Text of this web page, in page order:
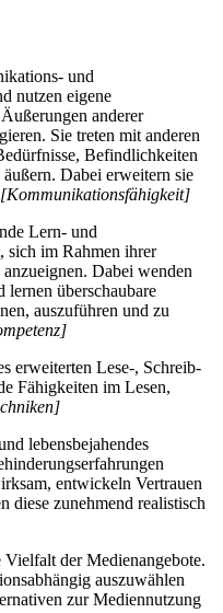
und
nutzen eigene
anderer
Sie treten mit anderen
Befindlichkeiten
Dabei erweitern sie
[Kommunikationsfähigkeit]
Lern- und
sich im Rahmen ihrer
Dabei wenden
überschaubare
auszuführen und zu
erweiterten Lese-, Schreib-
Fähigkeiten im Lesen,
lebensbejahendes
entwickeln Vertrauen
diese zunehmend realistisch
der Medienangebote.
auszuwählen
zur Mediennutzung